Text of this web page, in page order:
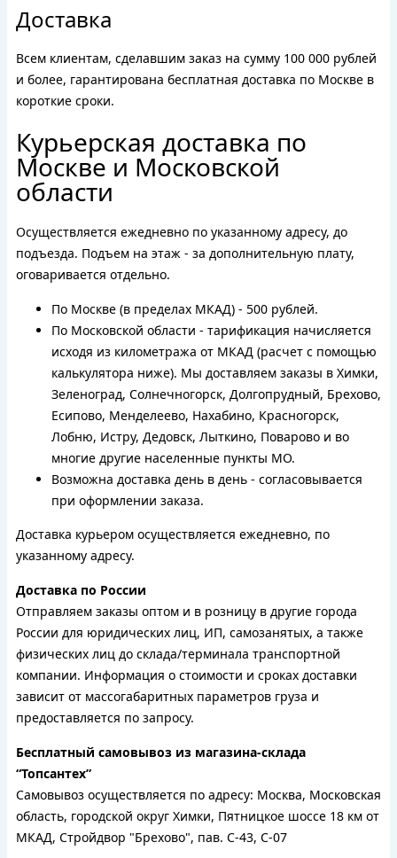
Доставка
Всем клиентам, сделавшим заказ на сумму 100 000 рублей
и более, гарантирована бесплатная доставка по Москве в
короткие сроки.
Курьерская доставка по
Москве и Московской
области
Осуществляется ежедневно по указанному адресу, до
подъезда. Подъем на этаж - за дополнительную плату,
оговаривается отдельно.
По Москве (в пределах МКАД) - 500 рублей.
По Московской области - тарификация начисляется
исходя из километража от МКАД (расчет с помощью
калькулятора ниже). Мы доставляем заказы в Химки,
Зеленоград, Солнечногорск, Долгопрудный, Брехово,
Есипово, Менделеево, Нахабино, Красногорск,
Лобню, Истру, Дедовск, Лыткино, Поварово и во
многие другие населенные пункты МО.
Возможна доставка день в день - согласовывается
при оформлении заказа.
Доставка курьером осуществляется ежедневно, по
указанному адресу.
Доставка по России
Отправляем заказы оптом и в розницу в другие города
России для юридических лиц, ИП, самозанятых, а также
физических лиц до склада/терминала транспортной
компании. Информация о стоимости и сроках доставки
зависит от массогабаритных параметров груза и
предоставляется по запросу.
Бесплатный самовывоз из магазина-склада
“Топсантех”
Самовывоз осуществляется по адресу: Москва, Московская
область, городской округ Химки, Пятницкое шоссе 18 км от
МКАД, Стройдвор "Брехово", пав. С-43, С-07